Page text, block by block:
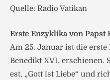
Quelle: Radio Vatikan
Erste Enzyklika von Papst
Am 25. Januar ist die
Benedikt XVI. erschienen.
est, „Gott ist Liebe“ und